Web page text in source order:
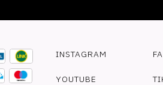
INSTAGRAM
YOUTUBE